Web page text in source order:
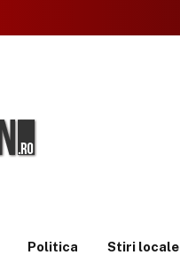
Politica Stiri locale